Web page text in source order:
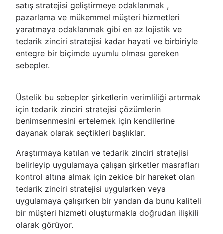
satış stratejisi geliştirmeye odaklanmak ,
pazarlama ve mükemmel müşteri hizmetleri
yaratmaya odaklanmak gibi en az lojistik ve
tedarik zinciri stratejisi kadar hayati ve birbiriyle
entegre bir biçimde uyumlu olması gereken
sebepler.
Üstelik bu sebepler şirketlerin verimliliği artırmak
için tedarik zinciri stratejisi çözümlerin
benimsenmesini ertelemek için kendilerine
dayanak olarak seçtikleri başlıklar.
Araştırmaya katılan ve tedarik zinciri stratejisi
belirleyip uygulamaya çalışan şirketler masrafları
kontrol altına almak için zekice bir hareket olan
tedarik zinciri stratejisi uygularken veya
uygulamaya çalışırken bir yandan da bunu kaliteli
bir müşteri hizmeti oluşturmakla doğrudan ilişkili
olarak görüyor.